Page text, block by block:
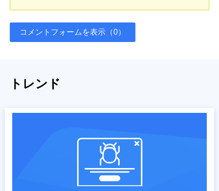
コメントフォームを表示（0）
トレンド